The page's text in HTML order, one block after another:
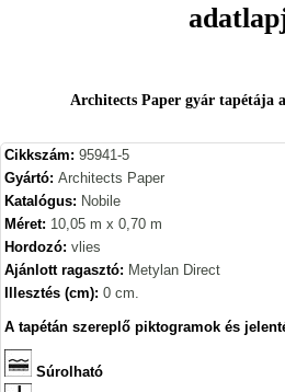
Architects Paper gyár tapétája
Cikkszám: 95941-5
Gyártó: Architects Paper
Katalógus: Nobile
Méret: 10,05 m x 0,70 m
Hordozó: vlies
Ajánlott ragasztó: Metylan Direct
Illesztés (cm): 0 cm.
A tapétán szereplő piktogramok és
Súrolható